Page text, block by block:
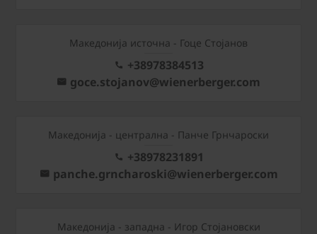
Македонија источна - Гоце Стојанов
+38978384513
goce.stojanov@wienerberger.com
Mакедонија - централна - Панче Грнчароски
+38978231891
panche.grncharoski@wienerberger.com
Mакедонија - западна - Игор Стојановски